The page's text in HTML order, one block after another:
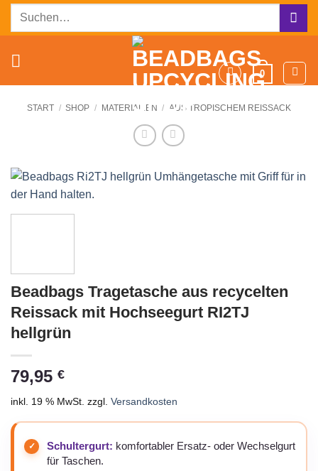
ZumSuchen
0
START / SHOP / MATERIALIEN / AUS TROPISCHEM REISSACK
Beadbags Tragetasche aus recycelten
Reissack mit Hochseegurt RI2TJ
hellgrün
79,95 €
inkl. 19 % MwSt. zzgl. Versandkosten
Schultergurt: komfortabler Ersatz- oder Wechselgurt
für Taschen.